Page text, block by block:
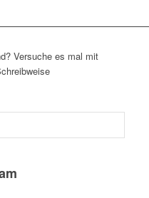
Versuche es mal mit